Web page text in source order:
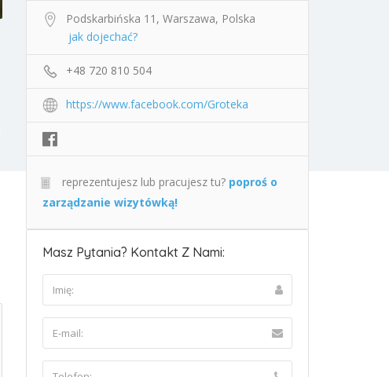
Podskarbińska 11, Warszawa, Polska
jak dojechać?
+48 720 810 504
https://www.facebook.com/Groteka
reprezentujesz lub pracujesz tu? poproś o
zarządzanie wizytówką!
Masz Pytania? Kontakt Z Nami: